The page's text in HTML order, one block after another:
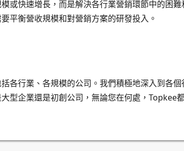
或快速增長，而是解決各行業營銷環節中的困
平衡營收規模和對營銷方案的研發投入。
各行業、各規模的公司。我們積極地深入到各
型企業還是初創公司，無論您在何處，Topkee